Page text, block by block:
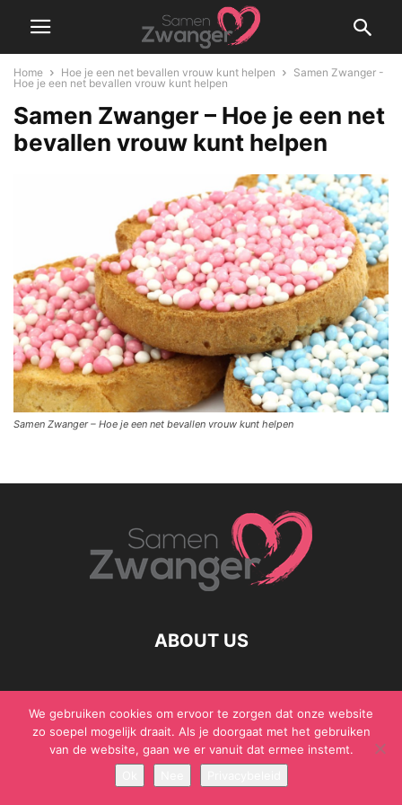
Home Hoe je een net bevallen vrouw kunt helpen
Samen Zwanger -
Hoe je een net bevallen vrouw kunt helpen
Samen Zwanger – Hoe je een net
bevallen vrouw kunt helpen
Samen Zwanger – Hoe je een net bevallen vrouw kunt helpen
ABOUT US
© Samen Zwanger - Copyright - Gericht Media 2017 - 2021
We gebruiken cookies om ervoor te zorgen dat onze website
zo soepel mogelijk draait. Als je doorgaat met het gebruiken
van de website, gaan we er vanuit dat ermee instemt.